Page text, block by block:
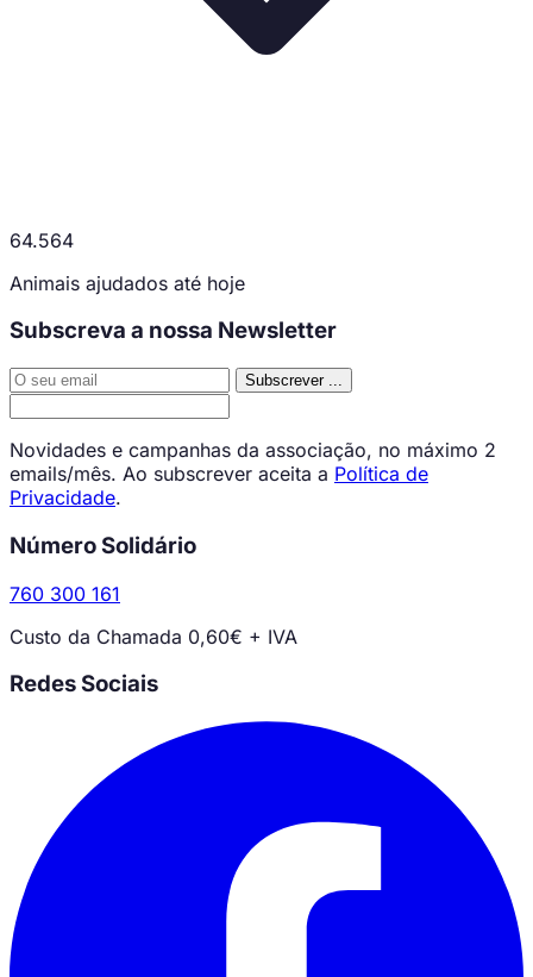
64.564
Animais ajudados até hoje
Subscreva a nossa Newsletter
Subscrever ...
Novidades e campanhas da associação, no máximo 2
emails/mês. Ao subscrever aceita a Política de
Privacidade.
Número Solidário
760 300 161
Custo da Chamada 0,60€ + IVA
Redes Sociais